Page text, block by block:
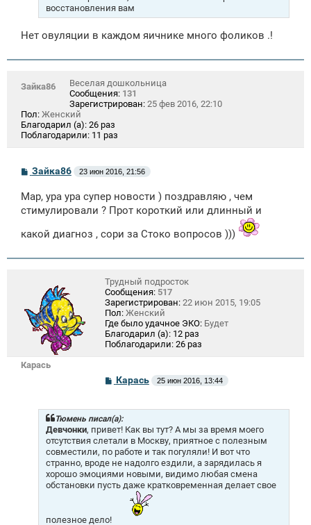
восстановления вам
Нет овуляции в каждом яичнике много фоликов .!
Зайка86
Веселая дошкольница
Сообщения: 131
Зарегистрирован: 25 фев 2016, 22:10
Пол: Женский
Благодарил (а): 26 раз
Поблагодарили: 11 раз
С
о
б
щ
и
Зайка86 23 июн 2016, 21:56
Мар, ура ура супер новости ) поздравляю , чем
стимулировали ? Прот короткий или длинный и
какой диагноз , сори за Стоко вопросов )))
Карась
Трудный подросток
Сообщения: 517
Зарегистрирован: 22 июн 2015, 19:05
Пол: Женский
Где было удачное ЭКО: Будет
Благодарил (а): 12 раз
Поблагодарили: 26 раз
С
о
б
щ
е
н
и
е
Карась 25 июн 2016, 13:44
Тюмень писал(а):
Девчонки, привет! Как вы тут? А мы за время моего
отсутствия слетали в Москву, приятное с полезным
совместили, по работе и так погуляли! И вот что
странно, вроде не надолго ездили, а зарядилась я
хорошо эмоциями новыми, видимо любая смена
обстановки пусть даже кратковременная делает свое
полезное дело!